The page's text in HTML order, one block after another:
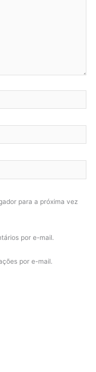
para a próxima vez
por e-mail.
por e-mail.